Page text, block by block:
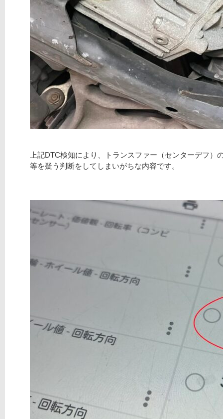
上記DTC検知により、トランスファー（センターデフ
等を疑う判断をしてしまいがちな内容です。